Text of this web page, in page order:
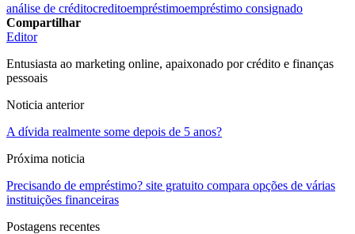
análise de créditocreditoempréstimoempréstimo consignado
Compartilhar
Editor
Entusiasta ao marketing online, apaixonado por crédito e finanças
pessoais
Noticia anterior
A dívida realmente some depois de 5 anos?
Próxima noticia
Precisando de empréstimo? site gratuito compara opções de várias
instituições financeiras
Postagens recentes